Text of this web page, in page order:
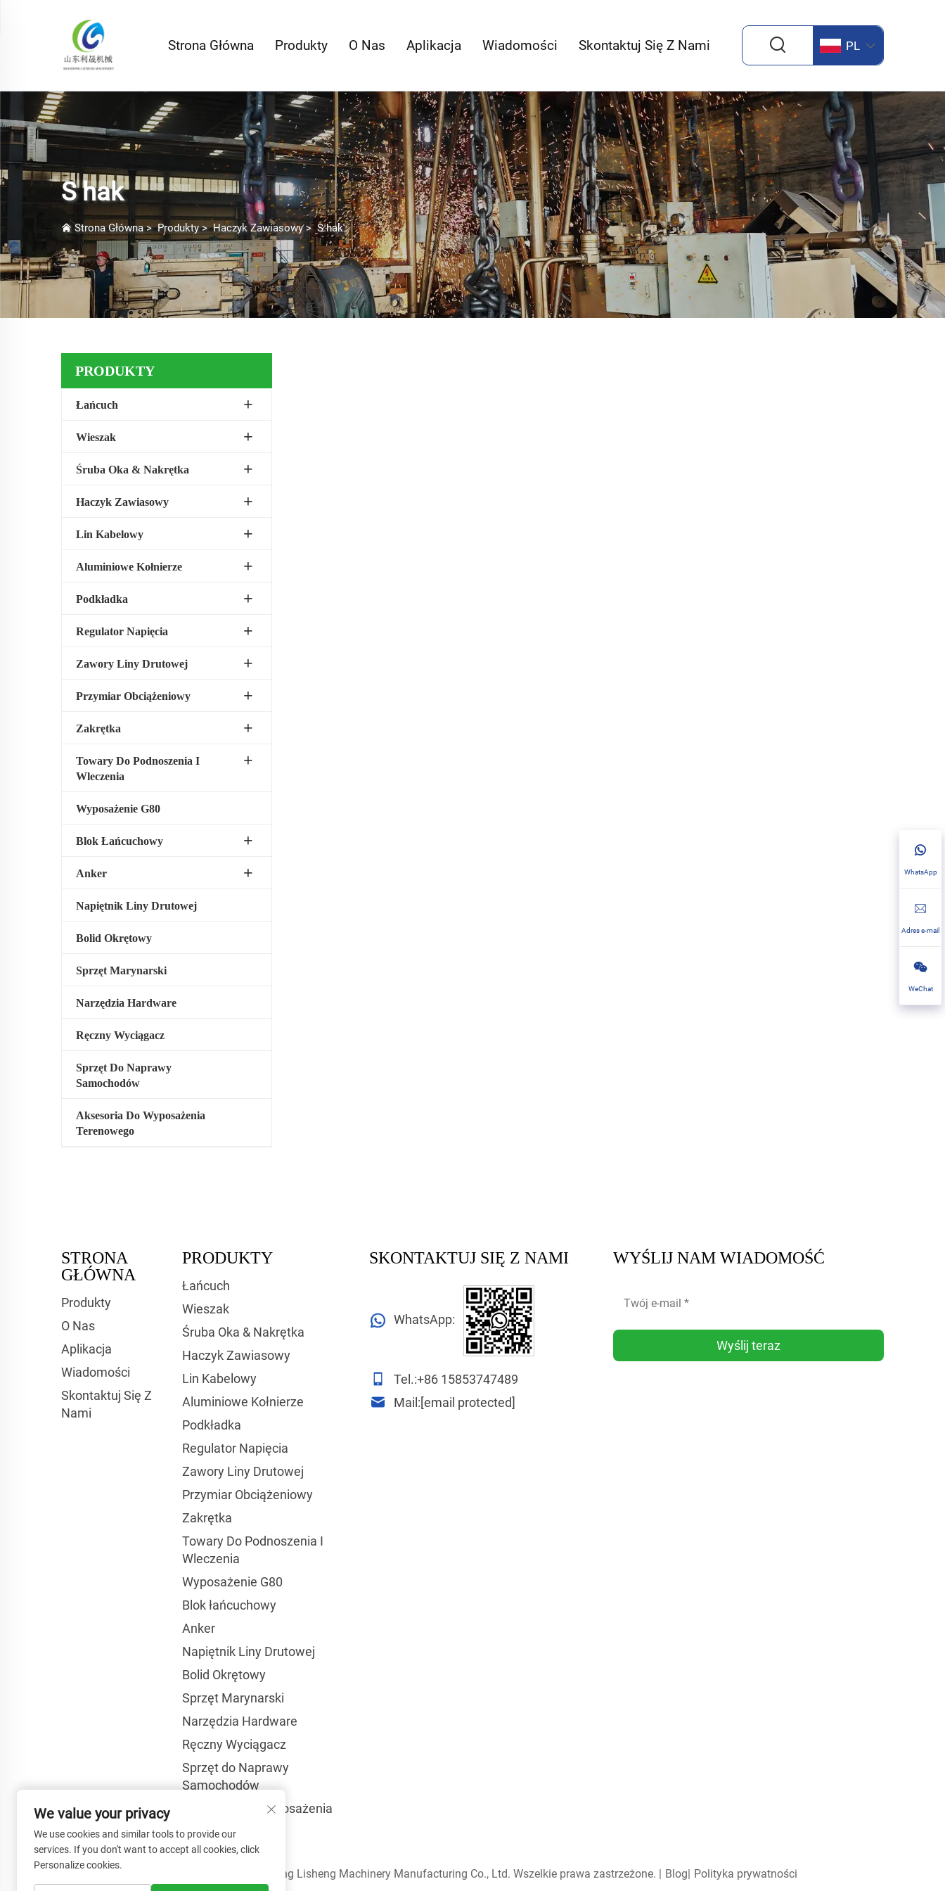
Strona Główna Produkty O Nas Aplikacja Wiadomości Skontaktuj Się Z Nami PL
S hak
Strona Główna>Produkty>Haczyk Zawiasowy>S hak
PRODUKTY
Łańcuch
Wieszak
Śruba Oka & Nakrętka
Haczyk Zawiasowy
Lin Kabelowy
Aluminiowe Kołnierze
Podkładka
Regulator Napięcia
Zawory Liny Drutowej
Przymiar Obciążeniowy
Zakrętka
Towary Do Podnoszenia I
Wleczenia
Wyposażenie G80
Blok Łańcuchowy
Anker
Napiętnik Liny Drutowej
Bolid Okrętowy
Sprzęt Marynarski
Narzędzia Hardware
Ręczny Wyciągacz
Sprzęt Do Naprawy
Samochodów
Aksesoria Do Wyposażenia
Terenowego
STRONA
GŁÓWNA
Produkty
O Nas
Aplikacja
Wiadomości
Skontaktuj Się Z
Nami
PRODUKTY
Łańcuch
Wieszak
Śruba Oka & Nakrętka
Haczyk Zawiasowy
Lin Kabelowy
Aluminiowe Kołnierze
Podkładka
Regulator Napięcia
Zawory Liny Drutowej
Przymiar Obciążeniowy
Zakrętka
Towary Do Podnoszenia I
Wleczenia
Wyposażenie G80
Blok łańcuchowy
Anker
Napiętnik Liny Drutowej
Bolid Okrętowy
Sprzęt Marynarski
Narzędzia Hardware
Ręczny Wyciągacz
Sprzęt do Naprawy
Samochodów
Aksesoria do Wyposażenia
SKONTAKTUJ SIĘ Z NAMI
WhatsApp:
Tel.:+86 15853747489
Mail:[email protected]
WYŚLIJ NAM WIADOMOŚĆ
Wyślij teraz
Prawa autorskie © Shandong Lisheng Machinery Manufacturing Co., Ltd. Wszelkie prawa zastrzeżone. | Blog| Polityka prywatności
WhatsApp
Adres e-mail
WeChat
We value your privacy
We use cookies and similar tools to provide our
services. If you don't want to accept all cookies, click
Personalize cookies.